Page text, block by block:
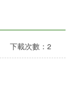
下載次數：2